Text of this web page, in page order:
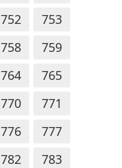
752
753
758
759
764
765
770
771
776
777
782
783